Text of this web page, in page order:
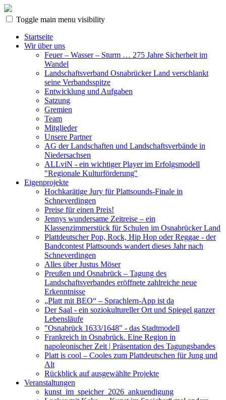
Toggle main menu visibility
Startseite
Wir über uns
Feuer – Wasser – Sturm … 275 Jahre Sicherheit im
Wandel
Landschaftsverband Osnabrücker Land verschlankt
seine Verbandsspitze
Entwicklung und Aufgaben
Satzung
Gremien
Team
Mitglieder
Unsere Partner
AG der Landschaften und Landschaftsverbände in
Niedersachsen
ALLviN - ein wichtiger Player im Erfolgsmodell
"Regionale Kulturförderung"
Eigenprojekte
Hochkarätige Jury für Plattsounds-Finale in
Schneverdingen
Preise für einen Preis!
Jennys wundersame Zeitreise – ein
Klassenzimmerstück für Schulen im Osnabrücker Land
Plattdeutscher Pop, Rock, Hip Hop oder Reggae - der
Bandcontest Plattsounds wandert dieses Jahr nach
Schneverdingen
Alles über Justus Möser
Preußen und Osnabrück – Tagung des
Landschaftsverbandes eröffnete zahlreiche neue
Erkenntnisse
„Platt mit BEO“ – Sprachlern-App ist da
Der Saal - ein soziokultureller Ort und Spiegel ganzer
Lebensläufe
"Osnabrück 1633/1648" - das Stadtmodell
Frankreich in Osnabrück. Eine Region in
napoleonischer Zeit | Präsentation des Tagungsbandes
Platt is cool – Cooles zum Plattdeutschen für Jung und
Alt
Rückblick auf ausgewählte Projekte
Veranstaltungen
kunst_im_speicher_2026_ankuendigung